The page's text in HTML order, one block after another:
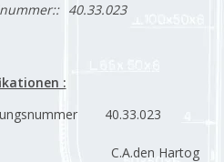
40.33.023
:
40.33.023
C.A.den Hartog